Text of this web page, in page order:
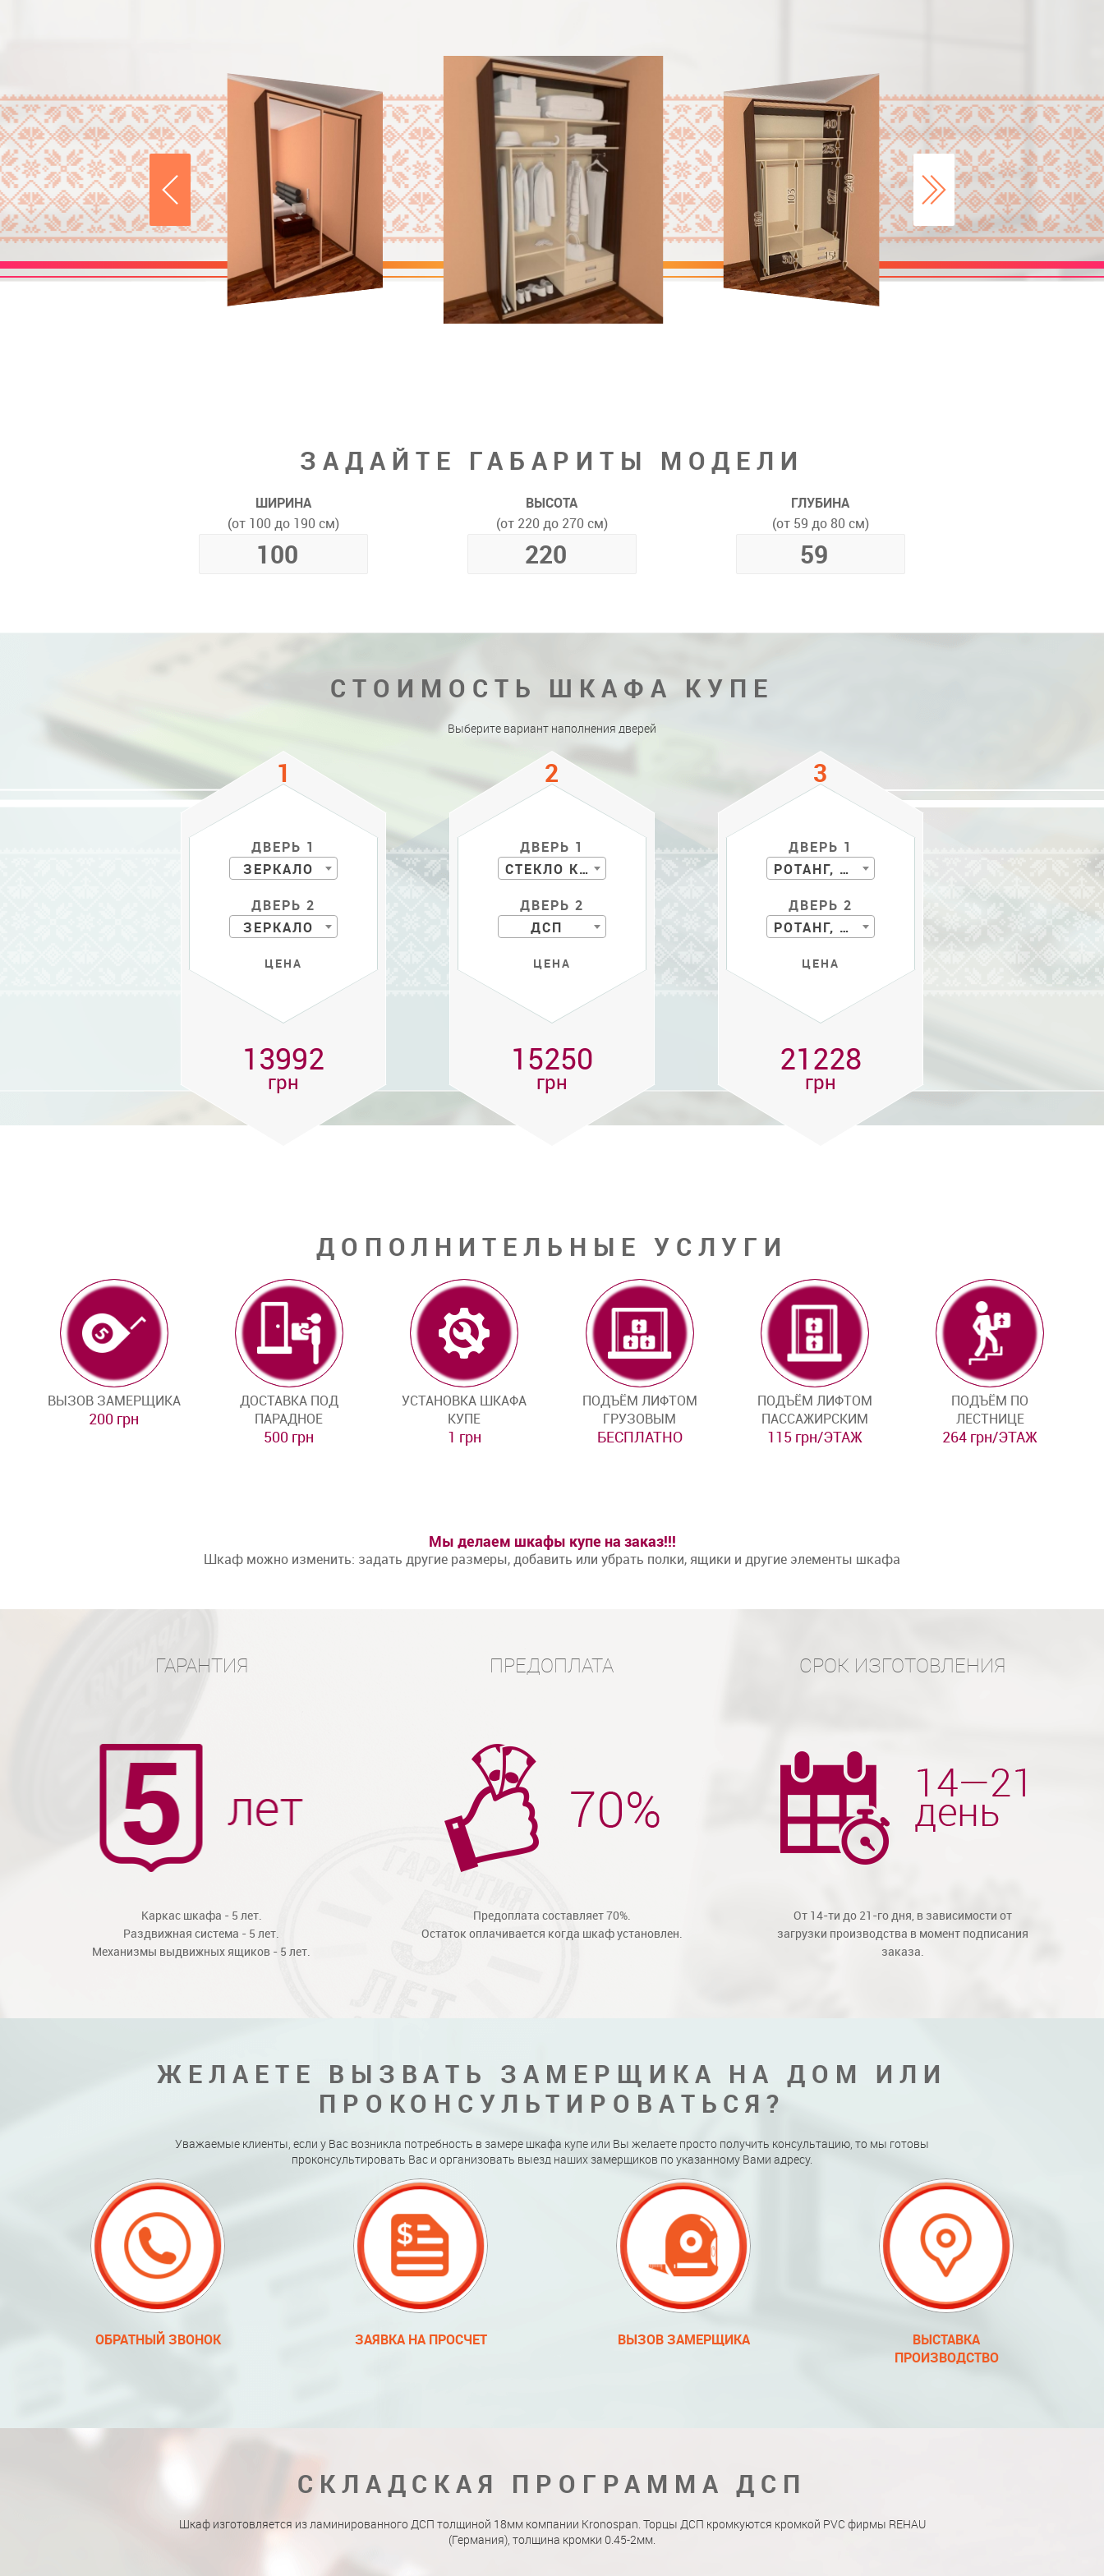
ЗАДАЙТЕ ГАБАРИТЫ МОДЕЛИ
ШИРИНА
(от 100 до 190 см)
ВЫСОТА
(от 220 до 270 см)
ГЛУБИНА
(от 59 до 80 см)
СТОИМОСТЬ ШКАФА КУПЕ
Выберите вариант наполнения дверей
ДВЕРЬ 1
ЗЕРКАЛО
ДВЕРЬ 2
ЗЕРКАЛО
ЦЕНА
13992
грн
ДВЕРЬ 1
СТЕКЛО КР. С РИС.
ДВЕРЬ 2
ДСП
ЦЕНА
15250
грн
ДВЕРЬ 1
РОТАНГ, БАМБУК
ДВЕРЬ 2
РОТАНГ, БАМБУК
ЦЕНА
21228
грн
ДОПОЛНИТЕЛЬНЫЕ УСЛУГИ
ВЫЗОВ ЗАМЕРЩИКА
200 грн
ДОСТАВКА ПОД
ПАРАДНОЕ
500 грн
УСТАНОВКА ШКАФА
КУПЕ
1 грн
ПОДЪЁМ ЛИФТОМ
ГРУЗОВЫМ
БЕСПЛАТНО
ПОДЪЁМ ЛИФТОМ
ПАССАЖИРСКИМ
115 грн/ЭТАЖ
ПОДЪЁМ ПО
ЛЕСТНИЦЕ
264 грн/ЭТАЖ
Мы делаем шкафы купе на заказ!!!
Шкаф можно изменить: задать другие размеры, добавить или убрать полки, ящики и другие элементы шкафа
ГАРАНТИЯ
Каркас шкафа - 5 лет.
Раздвижная система - 5 лет.
Механизмы выдвижных ящиков - 5 лет.
ПРЕДОПЛАТА
Предоплата составляет 70%.
Остаток оплачивается когда шкаф установлен.
СРОК ИЗГОТОВЛЕНИЯ
От 14-ти до 21-го дня, в зависимости от
загрузки производства в момент подписания
заказа.
ЖЕЛАЕТЕ ВЫЗВАТЬ ЗАМЕРЩИКА НА ДОМ ИЛИ
ПРОКОНСУЛЬТИРОВАТЬСЯ?
Уважаемые клиенты, если у Вас возникла потребность в замере шкафа купе или Вы желаете просто получить консультацию, то мы готовы
проконсультировать Вас и организовать выезд наших замерщиков по указанному Вами адресу.
ОБРАТНЫЙ ЗВОНОК ЗАЯВКА НА ПРОСЧЕТ ВЫЗОВ ЗАМЕРЩИКА
ВЫСТАВКА
ПРОИЗВОДСТВО
СКЛАДСКАЯ ПРОГРАММА ДСП
Шкаф изготовляется из ламинированного ДСП толщиной 18мм компании Kronospan. Торцы ДСП кромкуются кромкой PVC фирмы REHAU
(Германия), толщина кромки 0.45-2мм.